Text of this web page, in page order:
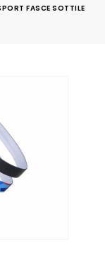
FASCE SOTTILE